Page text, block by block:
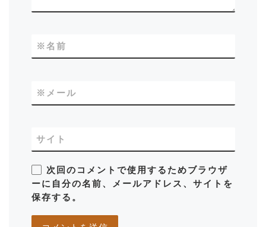
名前
※
メール
※
サイト
次回のコメントで使用するためブラウザ
ーに自分の名前、メールアドレス、サイトを
保存する。